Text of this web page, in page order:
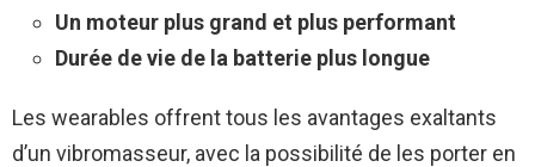
Un moteur plus grand et plus performant
Durée de vie de la batterie plus longue
Les wearables offrent tous les avantages exaltants
d’un vibromasseur, avec la possibilité de les porter en